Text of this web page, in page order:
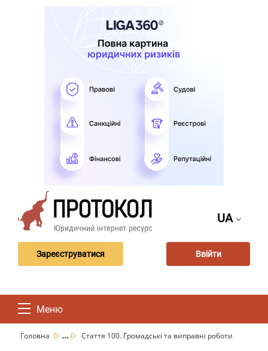
UA
Зареєструватися Ввійти
Меню
Головна ... Стаття 100. Громадські та виправні роботи